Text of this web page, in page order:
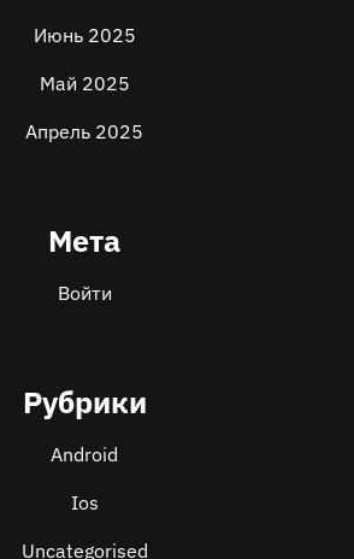
Июнь 2025
Май 2025
Апрель 2025
Мета
Войти
Рубрики
Android
Ios
Uncategorised